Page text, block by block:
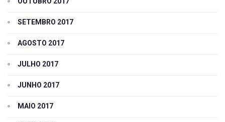
SETEMBRO 2017
AGOSTO 2017
JULHO 2017
JUNHO 2017
MAIO 2017